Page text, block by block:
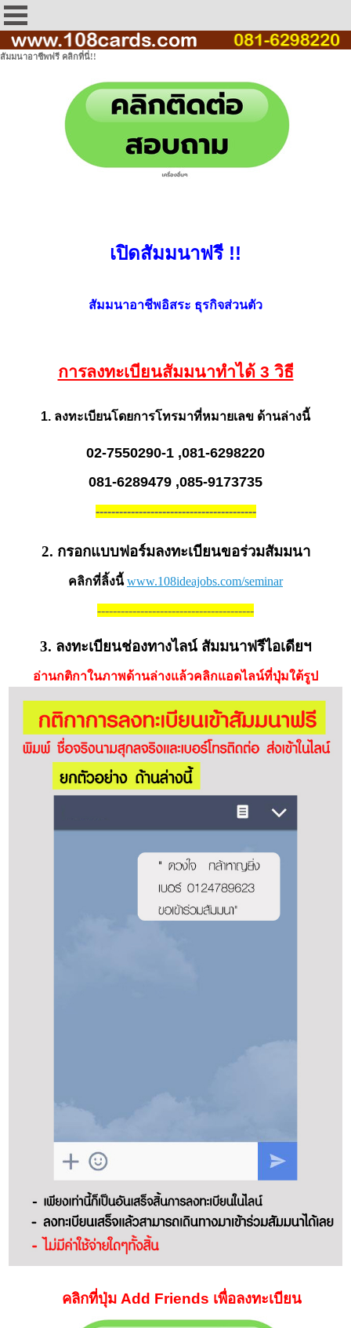
สัมมนาอาชีพฟรี คลิกที่นี่!!
เปิดสัมมนาฟรี !!
สัมมนาอาชีพอิสระ ธุรกิจส่วนตัว
การลงทะเบียนสัมมนาทำได้ 3 วิธี
1. ลงทะเบียนโดยการโทรมาที่หมายเลข ด้านล่างนี้
02-7550290-1 ,081-6298220
081-6289479 ,085-9173735
-----------------------------------------
2. กรอกแบบฟอร์มลงทะเบียนขอร่วมสัมมนา
คลิกที่ลิ้งนี้www.108ideajobs.com/seminar
----------------------------------------
3. ลงทะเบียนช่องทางไลน์ สัมมนาฟรีไอเดียฯ
อ่านกติกาในภาพด้านล่างแล้วคลิกแอดไลน์ที่ปุ่มใต้รูป
คลิกที่ปุ่ม Add Friends เพื่อลงทะเบียน